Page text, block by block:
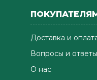
Доставка и
Вопросы и ответы
О нас